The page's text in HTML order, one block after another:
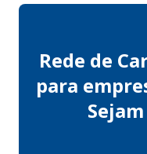
Rede de
para